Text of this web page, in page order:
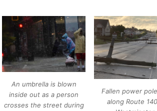
An umbrella is blown
inside out as a person
crosses the street during
Fallen power
along Route